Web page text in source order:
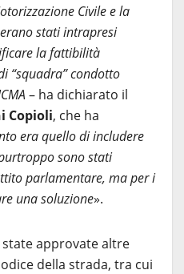
Civile e la
stati intrapresi
la fattibilità
“squadra” condotto
– ha dichiarato il
Copioli, che ha
era quello di includere
sono stati
parlamentare, ma per i
una soluzione».
approvate altre
della strada, tra cui